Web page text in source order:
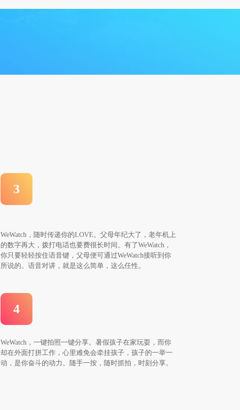
3
WeWatch，随时传递你的LOVE。父母年纪大了，老年机上
的数字再大，拨打电话也要费很长时间。有了WeWatch，
你只要轻轻按住语音键，父母便可通过WeWatch接听到你
所说的。语音对讲，就是这么简单，这么任性。
4
WeWatch，一键拍照一键分享。暑假孩子在家玩耍，而你
却在外面打拼工作，心里难免会牵挂孩子，孩子的一举一
动，是你奋斗的动力。随手一按，随时抓拍，时刻分享。